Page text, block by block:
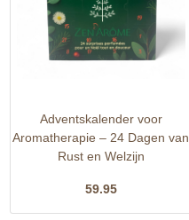
Adventskalender voor
Aromatherapie – 24 Dagen van
Rust en Welzijn
59.95